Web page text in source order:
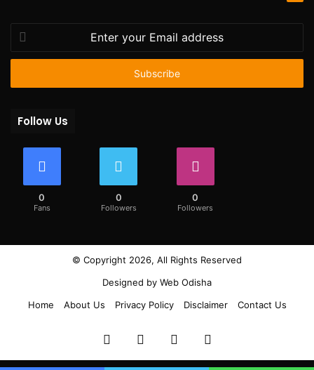
your
Email
Follow Us
0
Fans
0
Followers
0
Followers
© Copyright 2026, All Rights Reserved
Designed by Web Odisha
Home
About Us Privacy Policy Disclaimer Contact Us
FacebookTwitterYouTubeInstagram